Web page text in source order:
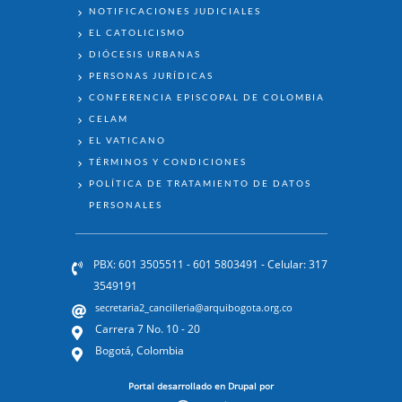
NOTIFICACIONES JUDICIALES
EL CATOLICISMO
DIÓCESIS URBANAS
PERSONAS JURÍDICAS
CONFERENCIA EPISCOPAL DE COLOMBIA
CELAM
EL VATICANO
TÉRMINOS Y CONDICIONES
POLÍTICA DE TRATAMIENTO DE DATOS
PERSONALES
PBX: 601 3505511 - 601 5803491 - Celular: 317
3549191
secretaria2_cancilleria@arquibogota.org.co
Carrera 7 No. 10 - 20
Bogotá, Colombia
Portal desarrollado en Drupal por